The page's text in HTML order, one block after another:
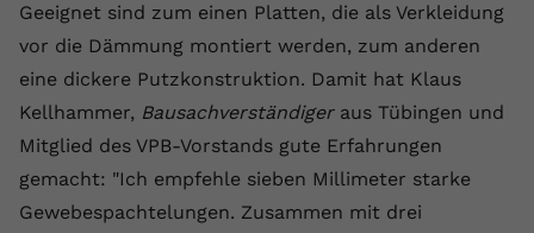
Geeignet sind zum einen Platten, die als Verkleidung
vor die Dämmung montiert werden, zum anderen
eine dickere Putzkonstruktion. Damit hat Klaus
Kellhammer, Bausachverständigeraus Tübingen und
Mitglied des VPB-Vorstands gute Erfahrungen
gemacht: "Ich empfehle sieben Millimeter starke
Gewebespachtelungen. Zusammen mit drei
Anbieter youtube.com
Laufzeit 2 Jahre
Zweck
YouTube setzt dieses Cookie über
eingebettete YouTube-Videos und
registriert anonyme statistische Daten.